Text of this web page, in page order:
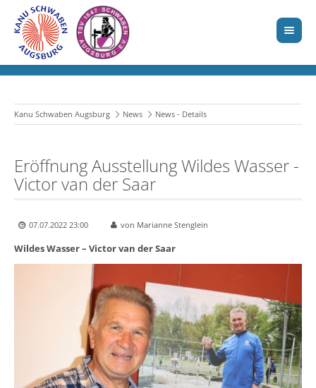
Kanu Schwaben Augsburg News News - Details
Eröffnung Ausstellung Wildes Wasser -
Victor van der Saar
07.07.2022 23:00 von Marianne Stenglein
Wildes Wasser – Victor van der Saar